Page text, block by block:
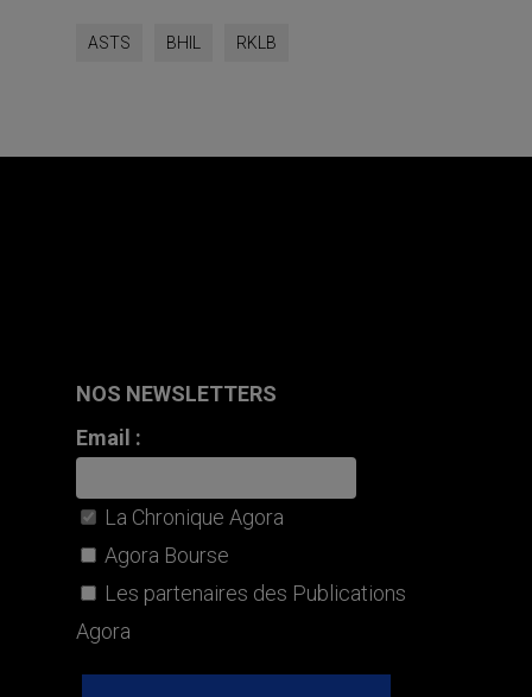
ASTS BHIL RKLB
NOS NEWSLETTERS
Email :
La Chronique Agora
Agora Bourse
Les partenaires des Publications
Agora